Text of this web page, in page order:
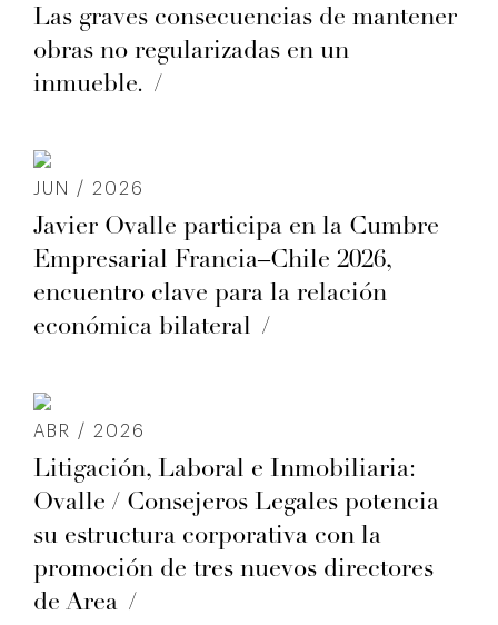
Las graves consecuencias de mantener
obras no regularizadas en un
inmueble.
JUN / 2026
Javier Ovalle participa en la Cumbre
Empresarial Francia–Chile 2026,
encuentro clave para la relación
económica bilateral
ABR / 2026
Litigación, Laboral e Inmobiliaria:
Ovalle / Consejeros Legales potencia
su estructura corporativa con la
promoción de tres nuevos directores
de Area